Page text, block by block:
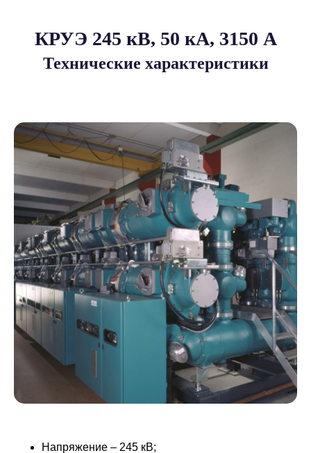
КРУЭ 245 кВ, 50 кА, 3150 A
Технические характеристики
Напряжение – 245 кВ;